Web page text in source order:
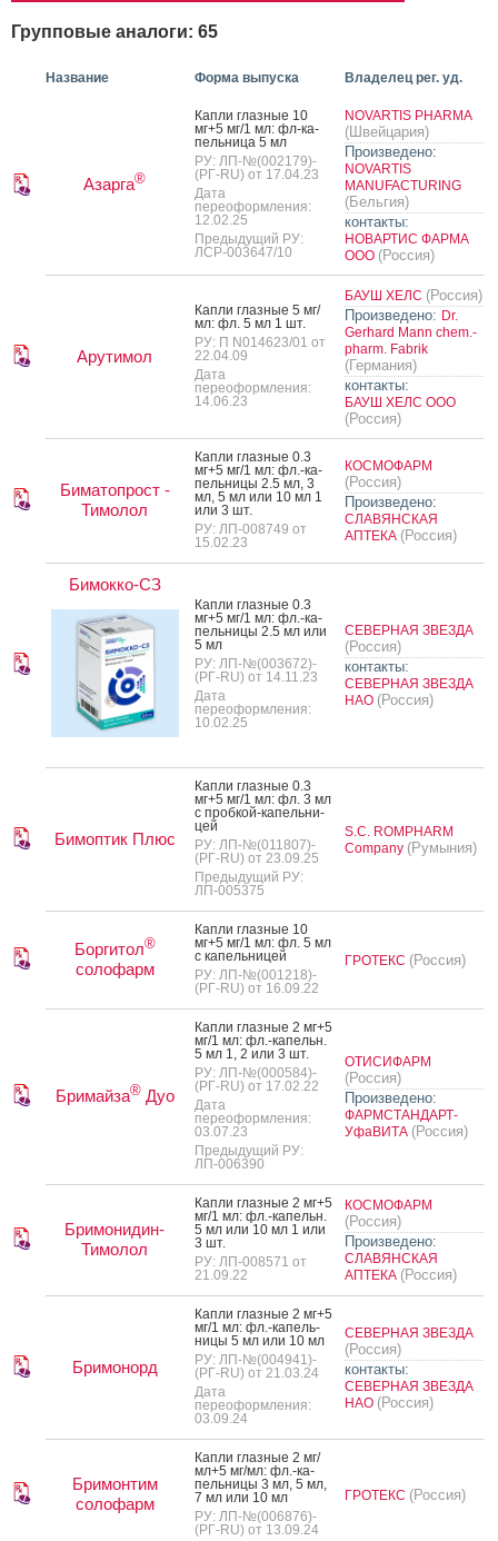
Групповые аналоги: 65
Название Форма выпуска Владелец рег. уд.
Азарга®
Кап­ли глаз­ные 10
мг+5 мг/1 мл: фл-ка­
пель­ни­ца 5 мл
РУ: ЛП-№(002179)-
(РГ-RU) от 17.04.23
Дата
переоформления:
12.02.25
Предыдущий РУ:
ЛСР-003647/10
NOVARTIS PHARMA
(Швейцария)
Произведено:
NOVARTIS
MANUFACTURING
(Бельгия)
контакты:
НОВАРТИС ФАРМА
ООО (Россия)
Арутимол
Кап­ли глаз­ные 5 мг/
мл: фл. 5 мл 1 шт.
РУ: П N014623/01 от
22.04.09
Дата
переоформления:
14.06.23
БАУШ ХЕЛС (Россия)
Произведено: Dr.
Gerhard Mann chem.-
pharm. Fabrik
(Германия)
контакты:
БАУШ ХЕЛС ООО
(Россия)
Биматопрост -
Тимолол
Кап­ли глаз­ные 0.3
мг+5 мг/1 мл: фл.-ка­
пель­ни­цы 2.5 мл, 3
мл, 5 мл или 10 мл 1
или 3 шт.
РУ: ЛП-008749 от
15.02.23
КОСМОФАРМ
(Россия)
Произведено:
СЛАВЯНСКАЯ
АПТЕКА (Россия)
Бимокко-СЗ
Кап­ли глаз­ные 0.3
мг+5 мг/1 мл: фл.-ка­
пель­ни­цы 2.5 мл или
5 мл
РУ: ЛП-№(003672)-
(РГ-RU) от 14.11.23
Дата
переоформления:
10.02.25
СЕВЕРНАЯ ЗВЕЗДА
(Россия)
контакты:
СЕВЕРНАЯ ЗВЕЗДА
НАО (Россия)
Бимоптик Плюс
Кап­ли глаз­ные 0.3
мг+5 мг/1 мл: фл. 3 мл
с проб­кой-ка­пель­ни­
цей
РУ: ЛП-№(011807)-
(РГ-RU) от 23.09.25
Предыдущий РУ:
ЛП-005375
S.C. ROMPHARM
Company (Румыния)
Боргитол®
солофарм
Кап­ли глаз­ные 10
мг+5 мг/1 мл: фл. 5 мл
с ка­пель­ни­цей
РУ: ЛП-№(001218)-
(РГ-RU) от 16.09.22
ГРОТЕКС (Россия)
Бримайза®Дуо
Кап­ли глаз­ные 2 мг+5
мг/1 мл: фл.-ка­пельн.
5 мл 1, 2 или 3 шт.
РУ: ЛП-№(000584)-
(РГ-RU) от 17.02.22
Дата
переоформления:
03.07.23
Предыдущий РУ:
ЛП-006390
ОТИСИФАРМ
(Россия)
Произведено:
ФАРМСТАНДАРТ-
УфаВИТА (Россия)
Бримонидин-
Тимолол
Кап­ли глаз­ные 2 мг+5
мг/1 мл: фл.-ка­пельн.
5 мл или 10 мл 1 или
3 шт.
РУ: ЛП-008571 от
21.09.22
КОСМОФАРМ
(Россия)
Произведено:
СЛАВЯНСКАЯ
АПТЕКА (Россия)
Бримонорд
Кап­ли глаз­ные 2 мг+5
мг/1 мл: фл.-ка­пель­
ни­цы 5 мл или 10 мл
РУ: ЛП-№(004941)-
(РГ-RU) от 21.03.24
Дата
переоформления:
03.09.24
СЕВЕРНАЯ ЗВЕЗДА
(Россия)
контакты:
СЕВЕРНАЯ ЗВЕЗДА
НАО (Россия)
Бримонтим
солофарм
Кап­ли глаз­ные 2 мг/
мл+5 мг/мл: фл.-ка­
пель­ни­цы 3 мл, 5 мл,
7 мл или 10 мл
РУ: ЛП-№(006876)-
(РГ-RU) от 13.09.24
ГРОТЕКС (Россия)